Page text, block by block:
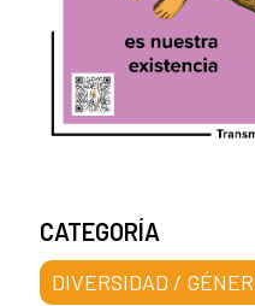
CATEGORÍA
DIVERSIDAD /